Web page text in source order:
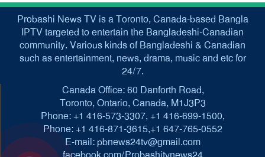
Probashi News TV is a Toronto, Canada-based Bangla
IPTV targeted to entertain the Bangladeshi-Canadian
community. Various kinds of Bangladeshi & Canadian
such as entertainment, news, drama, music and etc for
24/7.
Canada Office: 60 Danforth Road,
Toronto, Ontario, Canada, M1J3P3
Phone: +1 416-573-3307, +1 416-699-1500,
Phone: +1 416-871-3615,+1 647-765-0552
E-mail: pbnews24tv@gmail.com